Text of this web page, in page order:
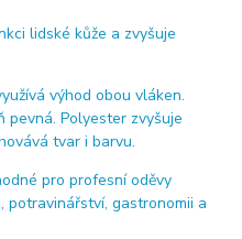
lidské kůže a zvyšuje
výhod obou vláken.
pevná. Polyester zvyšuje
tvar i barvu.
pro profesní oděvy
potravinářství, gastronomii a